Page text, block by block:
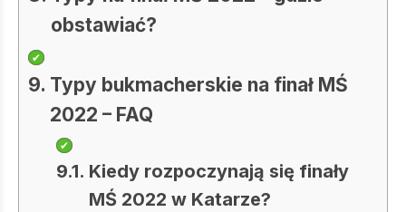
obstawiać?
Typy bukmacherskie na finał MŚ
2022 – FAQ
Kiedy rozpoczynają się finały
MŚ 2022 w Katarze?